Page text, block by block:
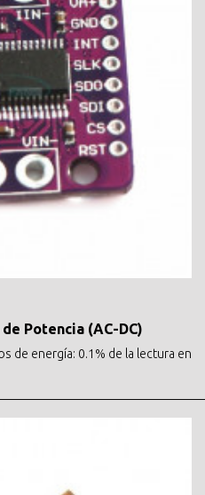
Potencia (AC-DC)
de energía: 0.1% de la lectura en